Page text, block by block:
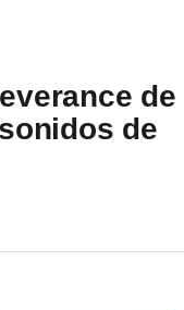
de
de